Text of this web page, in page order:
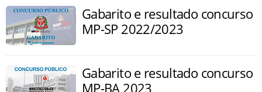
Gabarito e resultado concurso
MP-SP 2022/2023
Gabarito e resultado concurso
MP-BA 2023